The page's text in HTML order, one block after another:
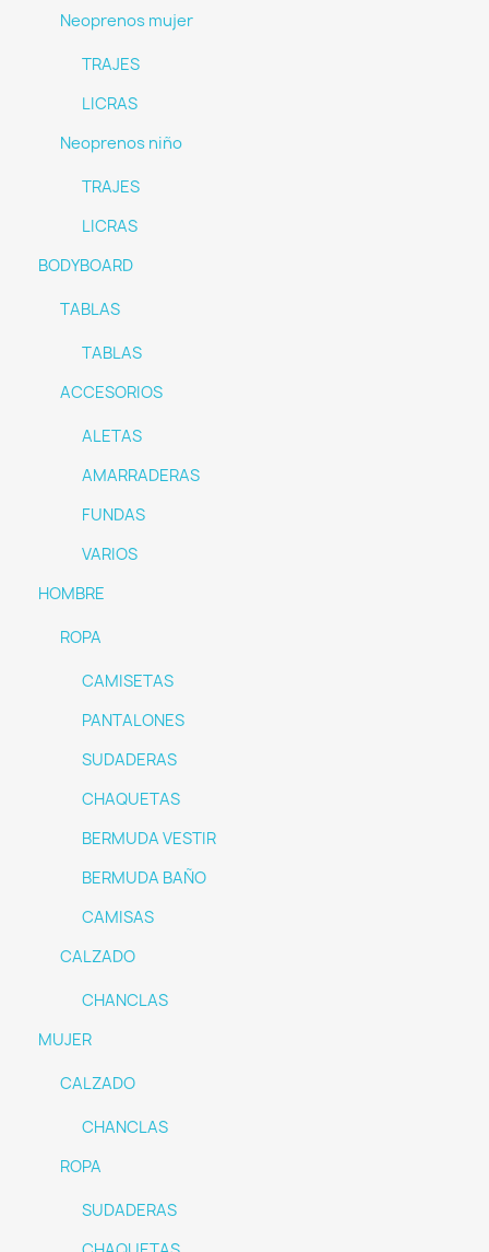
Neoprenos mujer
TRAJES
LICRAS
Neoprenos niño
TRAJES
LICRAS
BODYBOARD
TABLAS
TABLAS
ACCESORIOS
ALETAS
AMARRADERAS
FUNDAS
VARIOS
HOMBRE
ROPA
CAMISETAS
PANTALONES
SUDADERAS
CHAQUETAS
BERMUDA VESTIR
BERMUDA BAÑO
CAMISAS
CALZADO
CHANCLAS
MUJER
CALZADO
CHANCLAS
ROPA
SUDADERAS